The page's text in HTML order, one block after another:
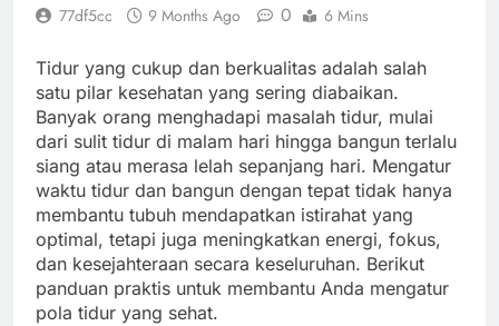
77df5cc 9 Months Ago 0 6 Mins
Tidur yang cukup dan berkualitas adalah salah
satu pilar kesehatan yang sering diabaikan.
Banyak orang menghadapi masalah tidur, mulai
dari sulit tidur di malam hari hingga bangun terlalu
siang atau merasa lelah sepanjang hari. Mengatur
waktu tidur dan bangun dengan tepat tidak hanya
membantu tubuh mendapatkan istirahat yang
optimal, tetapi juga meningkatkan energi, fokus,
dan kesejahteraan secara keseluruhan. Berikut
panduan praktis untuk membantu Anda mengatur
pola tidur yang sehat.